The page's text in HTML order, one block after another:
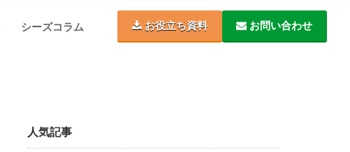
シーズコラム お役立ち資料 お問い合わせ
人気記事